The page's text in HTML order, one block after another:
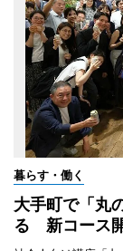
暮らす・働く
大手町で「丸
る 新コース